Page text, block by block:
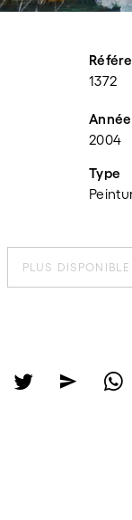
1372
2004
Type
PLUS DISPONIBLE
t e w